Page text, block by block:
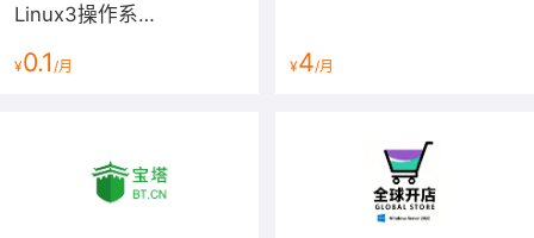
Linux3操作系
服务器管理/BT Panel）
¥0.1 /月 ¥4/月